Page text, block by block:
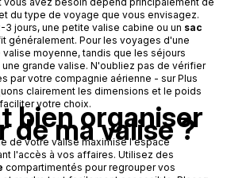
du type de voyage que vous envisagez.
jours, une petite valise cabine ou un sac
généralement. Pour les voyages d'une
moyenne, tandis que les séjours
grande valise. N'oubliez pas de vérifier
par votre compagnie aérienne - sur Plus
clairement les dimensions et le poids
votre choix.
bien organiser
ma valise ?
de votre valise maximise l'espace
l'accès à vos affaires. Utilisez des
compartimentés pour regrouper vos